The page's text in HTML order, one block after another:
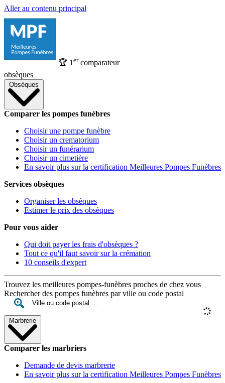
Aller au contenu principal
🏆 1 ercomparateur
obsèques
Obsèques
Comparer les pompes funèbres
Choisir une pompe funèbre
Choisir un crematorium
Choisir un funérarium
Choisir un cimetière
En savoir plus sur la certification Meilleures Pompes Funèbres
Services obsèques
Organiser les obsèques
Estimer le prix des obsèques
Pour vous aider
Qui doit payer les frais d'obsèques ?
Tout ce qu'il faut savoir sur la crémation
10 conseils d'expert
Trouvez les meilleures pompes-funèbres proches de chez vous
Rechercher des pompes funèbres par ville ou code postal
Marbrerie
Comparer les marbriers
Demande de devis marbrerie
En savoir plus sur la certification Meilleures Pompes Funèbres